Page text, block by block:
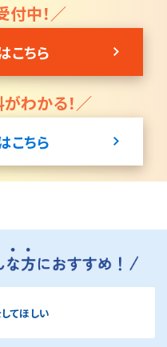
付中！／
こちら
わかる！／
こちら
てほしい